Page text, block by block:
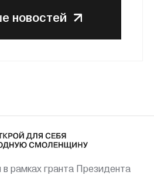
новостей
рамках гранта Президента